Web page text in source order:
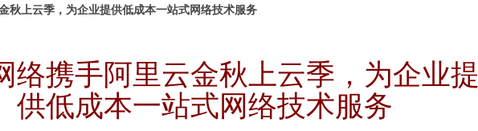
秋上云季，为企业提供低成本一站式网络技术服务
络携手阿里云金秋上云季，为企业提
供低成本一站式网络技术服务